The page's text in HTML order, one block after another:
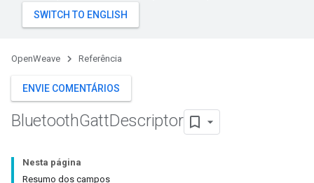
OpenWeave Referência
ENVIE COMENTÁRIOS
BluetoothGattDescriptor
Nesta página
Resumo dos campos